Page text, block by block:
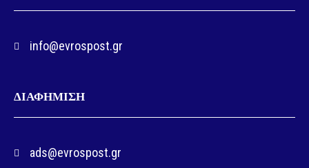
info@evrospost.gr
ΔΙΑΦΗΜΙΣΗ
ads@evrospost.gr